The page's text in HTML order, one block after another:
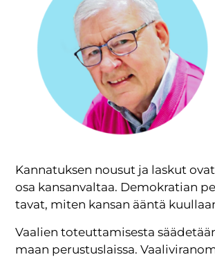
Kannatuksen nousut ja laskut
osa kansanvaltaa. Demokratian
tavat, miten kansan ääntä
Vaalien toteuttamisesta
maan perustuslaissa.